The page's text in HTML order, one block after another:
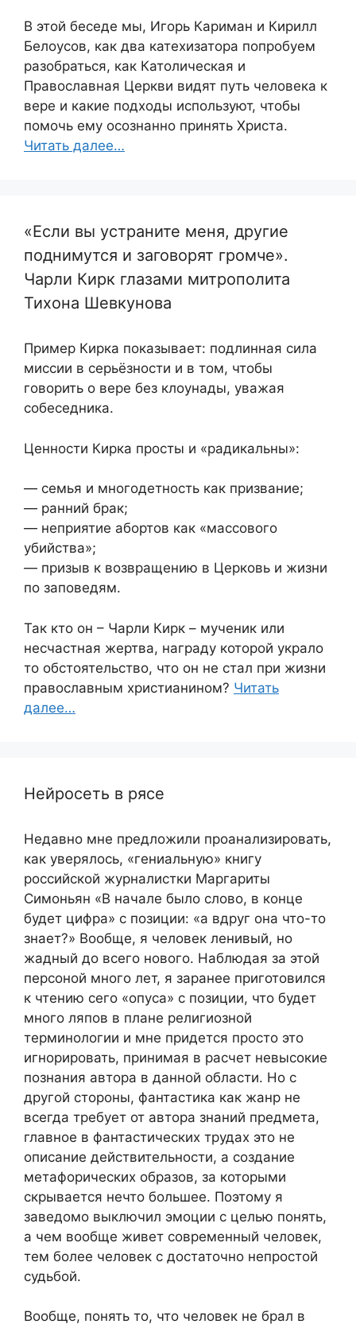
В этой беседе мы, Игорь Кариман и Кирилл
Белоусов, как два катехизатора попробуем
разобраться, как Католическая и
Православная Церкви видят путь человека к
вере и какие подходы используют, чтобы
помочь ему осознанно принять Христа.
Читать далее…
«Если вы устраните меня, другие
поднимутся и заговорят громче».
Чарли Кирк глазами митрополита
Тихона Шевкунова
Пример Кирка показывает: подлинная сила
миссии в серьёзности и в том, чтобы
говорить о вере без клоунады, уважая
собеседника.
Ценности Кирка просты и «радикальны»:
— семья и многодетность как призвание;
— ранний брак;
— неприятие абортов как «массового
убийства»;
— призыв к возвращению в Церковь и жизни
по заповедям.
Так кто он – Чарли Кирк – мученик или
несчастная жертва, награду которой украло
то обстоятельство, что он не стал при жизни
православным христианином? Читать
далее…
Нейросеть в рясе
Недавно мне предложили проанализировать,
как уверялось, «гениальную» книгу
российской журналистки Маргариты
Симоньян «В начале было слово, в конце
будет цифра» с позиции: «а вдруг она что-то
знает?» Вообще, я человек ленивый, но
жадный до всего нового. Наблюдая за этой
персоной много лет, я заранее приготовился
к чтению сего «опуса» с позиции, что будет
много ляпов в плане религиозной
терминологии и мне придется просто это
игнорировать, принимая в расчет невысокие
познания автора в данной области. Но с
другой стороны, фантастика как жанр не
всегда требует от автора знаний предмета,
главное в фантастических трудах это не
описание действительности, а создание
метафорических образов, за которыми
скрывается нечто большее. Поэтому я
заведомо выключил эмоции с целью понять,
а чем вообще живет современный человек,
тем более человек с достаточно непростой
судьбой.
Вообще, понять то, что человек не брал в